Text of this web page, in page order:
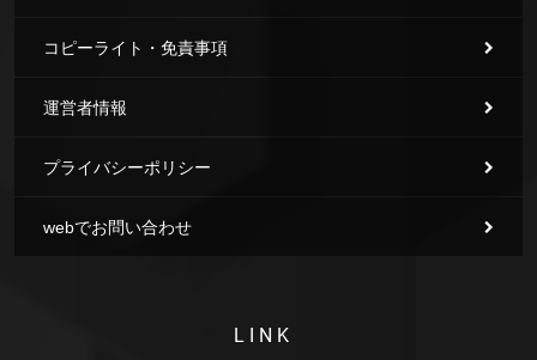
コピーライト・免責事項
運営者情報
プライバシーポリシー
webでお問い合わせ
LINK